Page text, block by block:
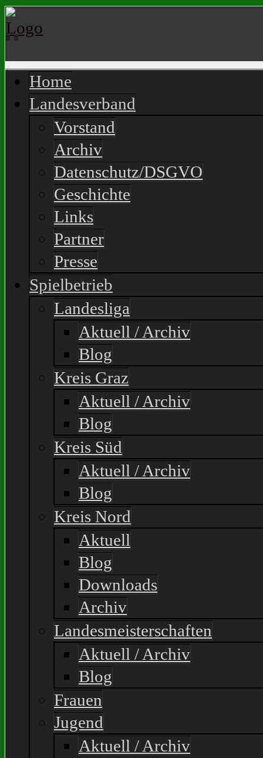
Home
Landesverband
Vorstand
Archiv
Datenschutz/DSGVO
Geschichte
Links
Partner
Presse
Spielbetrieb
Landesliga
Aktuell / Archiv
Blog
Kreis Graz
Aktuell / Archiv
Blog
Kreis Süd
Aktuell / Archiv
Blog
Kreis Nord
Aktuell
Blog
Downloads
Archiv
Landesmeisterschaften
Aktuell / Archiv
Blog
Frauen
Jugend
Aktuell / Archiv